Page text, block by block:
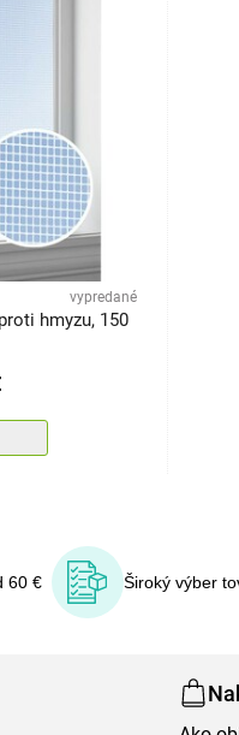
vypredané
hmyzu, 150
60 € Široký výber